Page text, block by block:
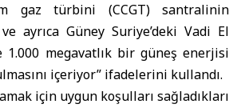
gaz türbini (CCGT) santralinin
ayrıca Güney Suriye’deki Vadi El
1.000 megavatlık bir güneş enerjisi
içeriyor” ifadelerini kullandı.
için uygun koşulları sağladıkları